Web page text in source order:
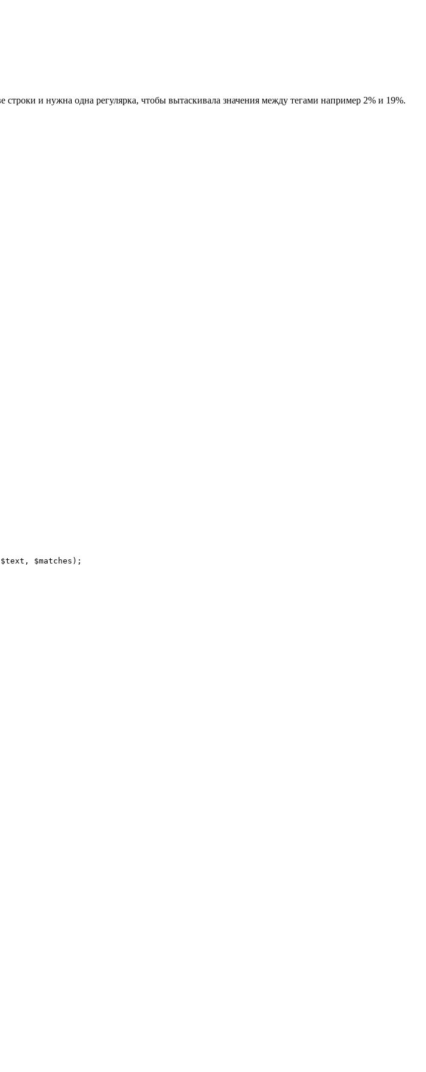
и нужна одна регулярка, чтобы вытаскивала значения между тегами например 2% и 19%.
$matches);